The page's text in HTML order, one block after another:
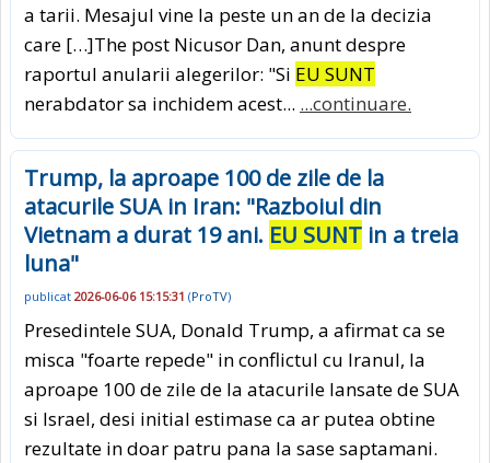
a tarii. Mesajul vine la peste un an de la decizia
care […]The post Nicusor Dan, anunt despre
raportul anularii alegerilor: "Si EU SUNT
nerabdator sa inchidem acest... ...continuare.
Trump, la aproape 100 de zile de la
atacurile SUA in Iran: "Razboiul din
Vietnam a durat 19 ani. EU SUNT in a treia
luna"
publicat 2026-06-06 15:15:31 (ProTV)
Presedintele SUA, Donald Trump, a afirmat ca se
misca "foarte repede" in conflictul cu Iranul, la
aproape 100 de zile de la atacurile lansate de SUA
si Israel, desi initial estimase ca ar putea obtine
rezultate in doar patru pana la sase saptamani.